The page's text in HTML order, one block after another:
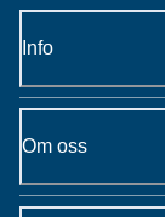
Info
Om oss